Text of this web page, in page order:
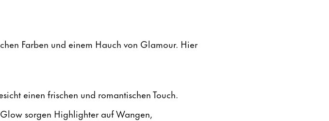
Farben und einem Hauch von Glamour. Hier
einen frischen und romantischen Touch.
sorgen Highlighter auf Wangen,